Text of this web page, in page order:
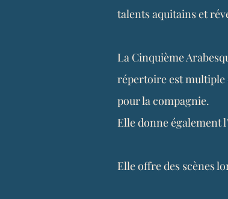
talents aquitains et
La Cinquième
répertoire est multiple
pour la compagnie.
Elle donne également
Elle offre des scènes